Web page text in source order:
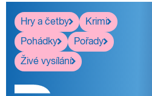
Hry a četby
Krimi
Pohádky
Pořady
Živé vysílání